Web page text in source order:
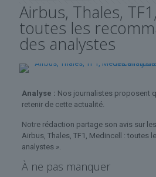
Airbus, Thales,
toutes les
des analystes
Analyse : Nos journalistes proposent
retenir de cette actualité.
Notre rédaction partage son avis sur
Airbus, Thales, TF1, Medincell : toutes
analystes ».
À ne pas manquer